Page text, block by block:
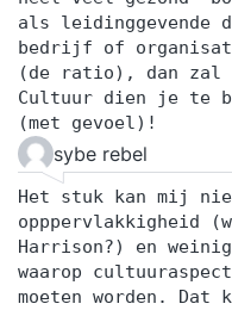
als leidinggevende
bedrijf of
(de ratio), dan
Cultuur dien je te
(met gevoel)!
sybe rebel
Het stuk kan mij
opppervlakkigheid
Harrison?) en
waarop
moeten worden.